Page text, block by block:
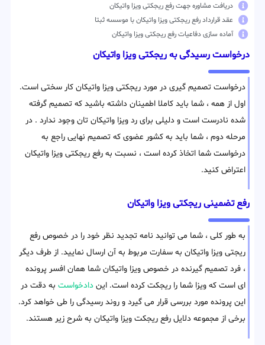
دریافت مشاوره جهت رفع ریجکتی ویزا واتیکان
عقد قرارداد رفع ریجکتی ویزا واتیکان با موسسه ثبتا
آماده سازی دفاعیات رفع ریجکتی ویزا واتیکان
درخواست رسیدگی به ریجکتی ویزا واتیکان
درخواست تصمیم گیری در مورد ریجکتی ویزا واتیکان کار سختی است.
اول از همه ، شما باید کاملا اطمینان داشته باشید که تصمیم گرفته
شده نادرست است و دلیلی برای رد ویزا واتیکان تان وجود ندارد . در
مرحله دوم ، شما باید به کشور عضوی که تصمیم نهایی راجع به
درخواست شما اتخاذ کرده است ، نسبت به رفع ریجکتی ویزا واتیکان
اعتراض کنید.
رفع تضمینی ریجکتی ویزا واتیکان
به طور کلی ، شما می توانید نامه تجدید نظر خود را در خصوص رفع
ریجتی ویزا واتیکان به سفارت مربوط به آن ارسال نمایید. از طرف دیگر
، فرد تصمیم گیرنده در خصوص ویزا واتیکان شما همان افسر پرونده
ای است که ویزا شما را ریجکت کرده است. این دادخواست به دقت در
این پرونده مورد بررسی قرار می گیرد و روند رسیدگی را طی خواهد کرد.
برخی از مجموعه دلایل رفع ریجکت ویزا واتیکان به شرح زیر هستند.